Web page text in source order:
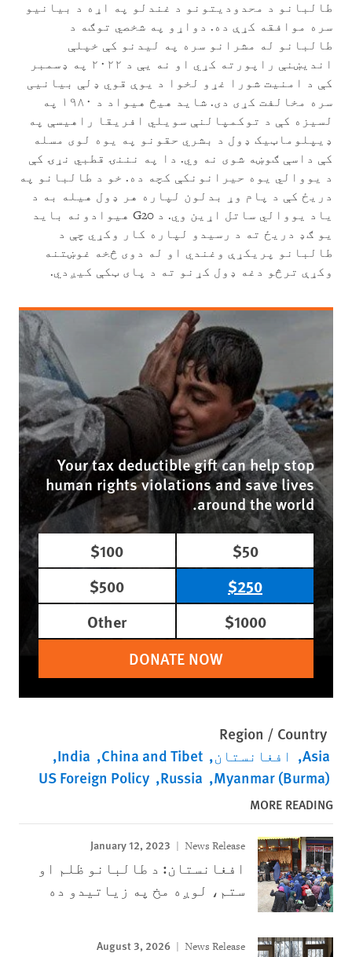
طالبانو د محدودیتونو د غندلو په اړه د بیانیو
سره موافقه کړې ده. دواړو په شخصي توګه د
طالبانو له مشرانو سره په لیدنو کې خپلې
اندیښنې راپورته کړي او نه یې د ۲۰۲۲ په ډسمبر
کې د امنیت شورا غړو لخوا د یوې قوي ډلې بیانیی
سره مخالفت کړی دی. شاید هیڅ هیواد د ۱۹۸۰ په
لسیزه کې د توکمپالنې سویلي افریقا راهیسې په
ډیپلوماټیک ډول د بشري حقونو په یوه لوی مسله
کې داسې ګوښه شوی نه وي. دا په نننۍ قطبي نړۍ کې
د یووالي یوه حیرانونکې کچه ده. خو د طالبانو په
دریځ کې د پام وړ بدلون لپاره هر ډول هیله به د
یاد یووالي ساتل اړین وي. د G20 هیوادونه باید
یو ګډ دریځ ته د رسیدو لپاره کار وکړي چې د
طالبانو پریکړې وغندي او له دوی څخه غوښتنه
وکړې ترڅو دغه ډول کړنو ته د پای ټکې کیږدي.
Your tax deductible gift can help stop
human rights violations and save lives
around the world.
$50
$100
$250
$500
$1000
Other
DONATE NOW
Region / Country
Asia
افغانستان China and Tibet
India
Myanmar (Burma)
Russia
US Foreign Policy
MORE READING
January 12, 2023 News Release
افغانستان: د طالبانو ظلم او
ستم، لوږه مخ په زیاتیدو ده
August 3, 2026 News Release